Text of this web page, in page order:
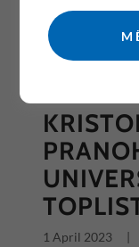
All Posts
1 April 2023